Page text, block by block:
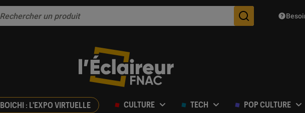
Des
BOICHI : L'EXPO VIRTUELLE CULTURE TECH POP CULTURE